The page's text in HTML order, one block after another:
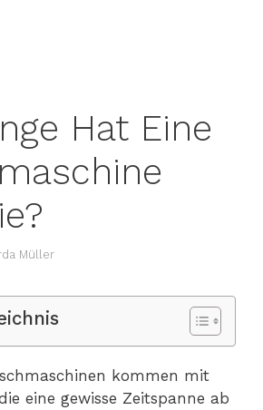
Hat Eine
Müller
kommen mit
eine gewisse Zeitspanne ab